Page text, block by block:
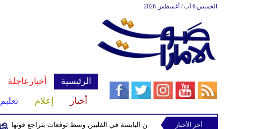
الخميس 6 آب / أغسطس 2026
الرئيسية أخبارعاجلة
أخبار
إعلام تعليم
الاستوائية "مايماي" تقترب من اليابسة في الفلبين وسط توقعات بتراجع قوتها
أخر الأخبار